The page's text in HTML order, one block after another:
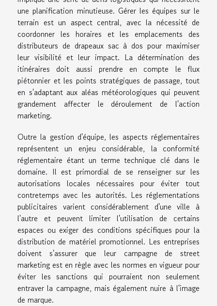
une planification minutieuse. Gérer les équipes sur le
terrain est un aspect central, avec la nécessité de
coordonner les horaires et les emplacements des
distributeurs de drapeaux sac à dos pour maximiser
leur visibilité et leur impact. La détermination des
itinéraires doit aussi prendre en compte le flux
piétonnier et les points stratégiques de passage, tout
en s'adaptant aux aléas météorologiques qui peuvent
grandement affecter le déroulement de l'action
marketing.
Outre la gestion d'équipe, les aspects réglementaires
représentent un enjeu considérable, la conformité
réglementaire étant un terme technique clé dans le
domaine. Il est primordial de se renseigner sur les
autorisations locales nécessaires pour éviter tout
contretemps avec les autorités. Les réglementations
publicitaires varient considérablement d'une ville à
l'autre et peuvent limiter l'utilisation de certains
espaces ou exiger des conditions spécifiques pour la
distribution de matériel promotionnel. Les entreprises
doivent s'assurer que leur campagne de street
marketing est en règle avec les normes en vigueur pour
éviter les sanctions qui pourraient non seulement
entraver la campagne, mais également nuire à l'image
de marque.